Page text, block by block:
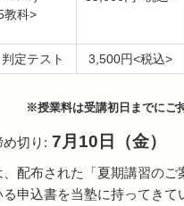
教科>
判定テスト 3,500円<税込>
※授業料は受講初日までにご
め切り: 7月10日（金）
配布された「夏期講習のご
申込書を当塾に持ってきて